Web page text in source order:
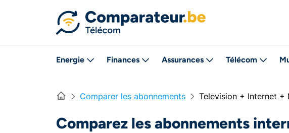
Energie Finances Assurances Télécom
Home Comparer les abonnements Television + Internet +
Comparez les abonnements